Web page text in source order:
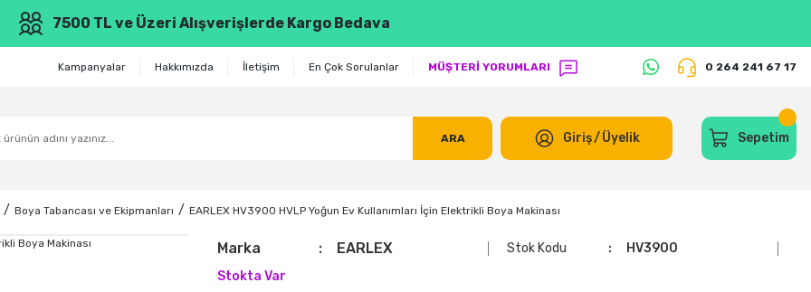
7500 TL ve Üzeri Alışverişlerde Kargo Bedava
Kampanyalar Hakkımızda İletişim En Çok Sorulanlar MÜŞTERİ YORUMLARI 0 264 241 67 17
ARA Giriş/Üyelik Sepetim
Boya Tabancası ve Ekipmanları EARLEX HV3900 HVLP Yoğun Ev Kullanımları İçin Elektrikli Boya Makinası
Marka EARLEX Stok Kodu
HV3900
Stokta Var